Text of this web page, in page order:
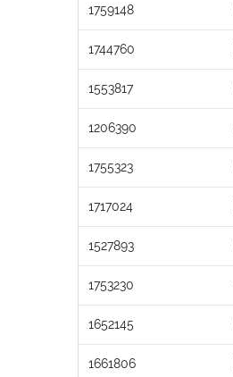
1759148
1744760
1553817
1206390
1755323
1717024
1527893
1753230
1652145
1661806